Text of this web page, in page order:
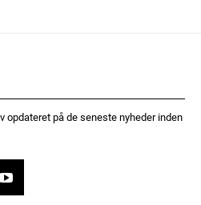
opdateret på de seneste nyheder inden